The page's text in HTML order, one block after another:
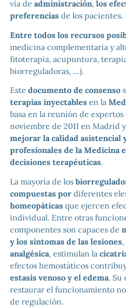
vía de administración, los
preferencias de los pacientes.
Entre todos los recursos
medicina complementaria y
fitoterapia, acupuntura,
biorreguladoras, …).
Este documento de consenso
terapias inyectables en la
basa en la reunión de
noviembre de 2011 en Madrid
mejorar la calidad asistencial
profesionales de la Medicina
decisiones terapéuticas.
La mayoría de los
compuestas por diferentes
homeopáticas que ejercen
individual. Entre otras
componentes son capaces de
y los síntomas de las lesiones
analgésica, estimulan la
efectos hemostáticos
estasis venoso y el edema. Su
restaurar el funcionamiento
de regulación.